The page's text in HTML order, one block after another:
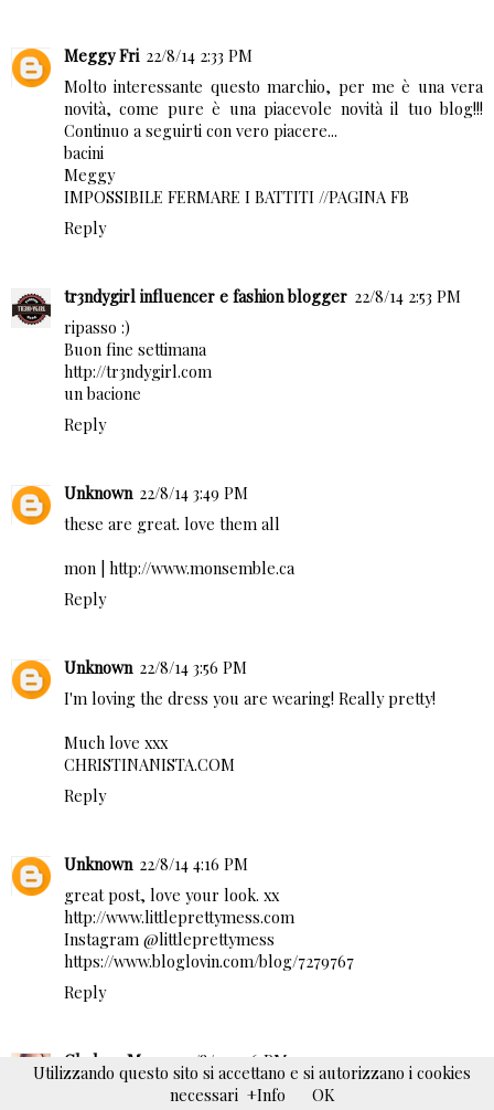
Meggy Fri 22/8/14 2:33 PM
Molto interessante questo marchio, per me è una vera
novità, come pure è una piacevole novità il tuo blog!!!
Continuo a seguirti con vero piacere...
bacini
Meggy
IMPOSSIBILE FERMARE I BATTITI //PAGINA FB
Reply
tr3ndygirl influencer e fashion blogger 22/8/14 2:53 PM
ripasso :)
Buon fine settimana
http://tr3ndygirl.com
un bacione
Reply
Unknown 22/8/14 3:49 PM
these are great. love them all
mon | http://www.monsemble.ca
Reply
Unknown 22/8/14 3:56 PM
I'm loving the dress you are wearing! Really pretty!
Much love xxx
CHRISTINANISTA.COM
Reply
Unknown 22/8/14 4:16 PM
great post, love your look. xx
http://www.littleprettymess.com
Instagram @littleprettymess
https://www.bloglovin.com/blog/7279767
Reply
Chelsea Marrs
22/8/14 4:16 PM
Love all of these! Thanks for stopping by :)
Utilizzando questo sito si accettano e si autorizzano i cookies
necessari +Info OK